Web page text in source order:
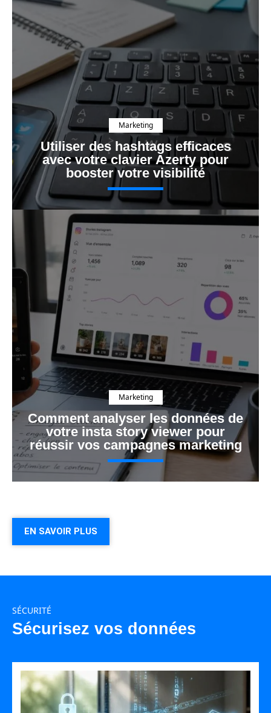
Marketing
Utiliser des hashtags efficaces
avec votre clavier Azerty pour
booster votre visibilité
Marketing
Comment analyser les données de
votre insta story viewer pour
réussir vos campagnes marketing
EN SAVOIR PLUS
SÉCURITÉ
Sécurisez vos données